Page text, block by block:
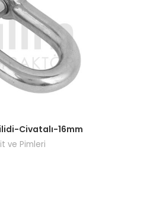
bayi girişi yapın.
Civatalı-16mm
ve Pimleri